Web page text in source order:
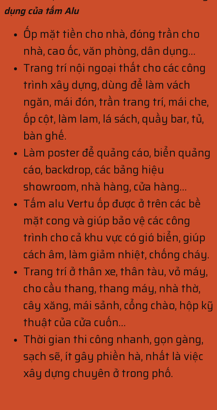
dụng của tấm Alu
Ốp mặt tiền cho nhà, đóng trần cho
nhà, cao ốc, văn phòng, dân dụng…
Trang trí nội ngoại thất cho các công
trình xây dựng, dùng để làm vách
ngăn, mái đón, trần trang trí, mái che,
ốp cột, làm lam, lá sách, quầy bar, tủ,
bàn ghế.
Làm poster để quảng cáo, biển quảng
cáo, backdrop, các bảng hiệu
showroom, nhà hàng, cửa hàng…
Tấm alu Vertu ốp được ở trên các bề
mặt cong và giúp bảo vệ các công
trình cho cả khu vực có gió biển, giúp
cách âm, làm giảm nhiệt, chống cháy.
Trang trí ở thân xe, thân tàu, vỏ máy,
cho cầu thang, thang máy, nhà thờ,
cây xăng, mái sảnh, cổng chào, hộp kỹ
thuật của cửa cuốn…
Thời gian thi công nhanh, gọn gàng,
sạch sẽ, ít gây phiền hà, nhất là việc
xây dựng chuyên ở trong phố.